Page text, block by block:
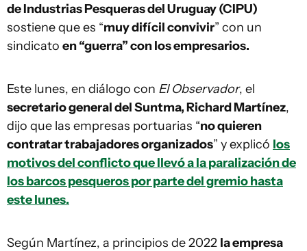
de Industrias Pesqueras del Uruguay (CIPU)
sostiene que es “muy difícil convivir” con un
sindicato en “guerra” con los empresarios.
Este lunes, en diálogo con El Observador, el
secretario general del Suntma, Richard Martínez,
dijo que las empresas portuarias “no quieren
contratar trabajadores organizados” y explicó los
motivos del conflicto que llevó a la paralización de
los barcos pesqueros por parte del gremio hasta
este lunes.
Según Martínez, a principios de 2022 la empresa